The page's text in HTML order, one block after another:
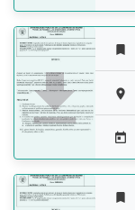




